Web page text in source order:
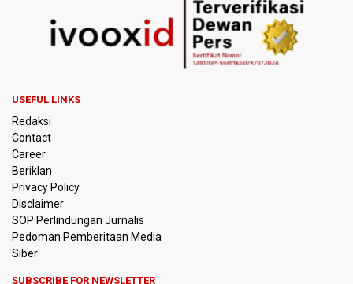
Korlantas Polri dan Jasa Marga Bahas Zero ODOL hingga
Integrasi Teknologi Tol Jelang Libur Nataru
Amnesty International Kecam Penggusuran Paksa Petani
di Luwu Timur, Desak Hentikan Kekerasan terhadap
Kebakaran Landa Blok Bantengan di Kawasan Taman
Nasional Bromo Tengger Semeru, Tiga Jalur Akses
Malut United Pindah Kandang ke Semarang, Ganti Nama
Jadi Java United FC
Persebaya Lawan Persib Bandung di Final Piala Presiden
2026
USEFUL LINKS
Redaksi
Contact
Career
Beriklan
Privacy Policy
Disclaimer
SOP Perlindungan Jurnalis
Pedoman Pemberitaan Media
Siber
SUBSCRIBE FOR NEWSLETTER